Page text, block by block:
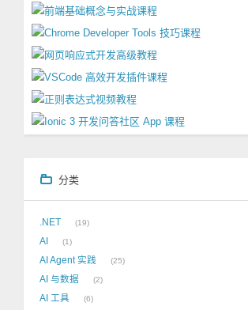
分类
.NET 19
AI 1
AI Agent 实践 25
AI 与数据 2
AI 工具 6